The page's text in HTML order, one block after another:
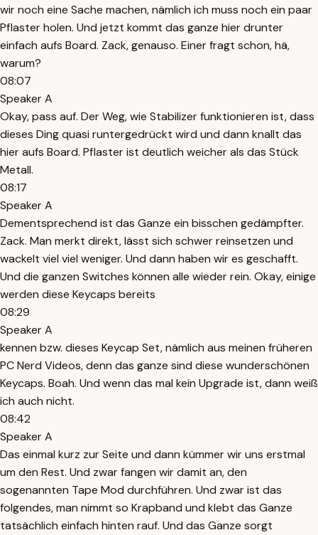
wir noch eine Sache machen, nämlich ich muss noch ein paar
Pflaster holen. Und jetzt kommt das ganze hier drunter
einfach aufs Board. Zack, genauso. Einer fragt schon, hä,
warum?
08:07
Speaker A
Okay, pass auf. Der Weg, wie Stabilizer funktionieren ist, dass
dieses Ding quasi runtergedrückt wird und dann knallt das
hier aufs Board. Pflaster ist deutlich weicher als das Stück
Metall.
08:17
Speaker A
Dementsprechend ist das Ganze ein bisschen gedämpfter.
Zack. Man merkt direkt, lässt sich schwer reinsetzen und
wackelt viel viel weniger. Und dann haben wir es geschafft.
Und die ganzen Switches können alle wieder rein. Okay, einige
werden diese Keycaps bereits
08:29
Speaker A
kennen bzw. dieses Keycap Set, nämlich aus meinen früheren
PC Nerd Videos, denn das ganze sind diese wunderschönen
Keycaps. Boah. Und wenn das mal kein Upgrade ist, dann weiß
ich auch nicht.
08:42
Speaker A
Das einmal kurz zur Seite und dann kümmer wir uns erstmal
um den Rest. Und zwar fangen wir damit an, den
sogenannten Tape Mod durchführen. Und zwar ist das
folgendes, man nimmt so Krapband und klebt das Ganze
tatsächlich einfach hinten rauf. Und das Ganze sorgt